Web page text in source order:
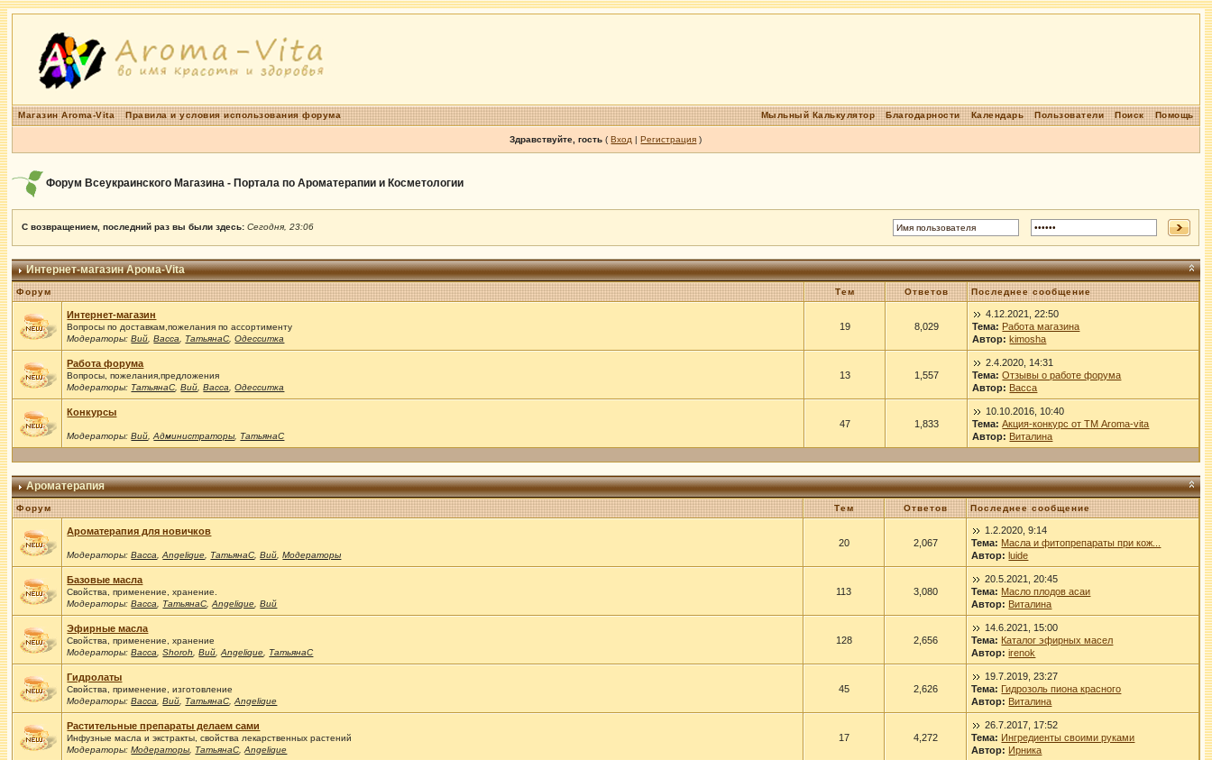
Магазин Aroma-Vita Правила и условия использования форума Помощь
Поиск
Пользователи
Календарь
Благодарности
Мыльный Калькулятор
Здравствуйте, гость (Вход |Регистрация )
Форум Всеукраинского Магазина - Портала по Ароматерапии и Косметологии
С возвращением, последний раз вы были здесь:Сегодня, 23:06
Интернет-магазин Арома-Vita
Форум Тем Ответов Последнее сообщение
Интернет-магазин
Вопросы по доставкам,пожелания по ассортименту
Модераторы:Вий ,Васса ТатьянаС ,Одесситка
19 8,029
4.12.2021, 22:50
Тема: Работа магазина
Автор: kimosha
Работа форума
Вопросы, пожелания,предложения
Модераторы: ТатьянаС ,Вий ,Васса ,Одесситка
13 1,557
2.4.2020, 14:31
Тема: Отзывы о работе форума
Автор: Васса
Конкурсы
Модераторы:Вий ,Администраторы ТатьянаС
47 1,833
10.10.2016, 10:40
Тема: Акция-конкурс от ТМ Aroma-vita
Автор: Виталина
Ароматерапия
Форум Тем Ответов Последнее сообщение
Ароматерапия для новичков
Модераторы:Васса ,Angelique ТатьянаС ,Вий ,Модераторы
20 2,067
1.2.2020, 9:14
Тема: Масла и фитопрепараты при кож...
Автор: luide
Базовые масла
Свойства, применение, хранение.
Модераторы:Васса ТатьянаС ,Angelique ,Вий
113 3,080
20.5.2021, 20:45
Тема: Масло плодов асаи
Автор: Виталина
Эфирные масла
Свойства, применение, хранение
Модераторы:Васса ,Shoroh ,Вий ,Angelique ТатьянаС
128 2,656
14.6.2021, 15:00
Тема: Каталог эфирных масел
Автор: irenok
Гидролаты
Свойства, применение, изготовление
Модераторы:Васса ,Вий ТатьянаС ,Angelique
45 2,626
19.7.2019, 23:27
Тема: Гидрозоль пиона красного
Автор: Виталина
Растительные препараты делаем сами
Инфузные масла и экстракты, свойства лекарственных растений
Модераторы:Модераторы ТатьянаС ,Angelique
17 4,272
26.7.2017, 17:52
Тема: Ингредиенты своими руками
Автор: Ирника